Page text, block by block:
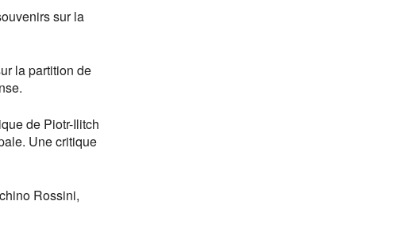
sur la
la partition de
de Piotr-Ilitch
Une critique
Rossini,